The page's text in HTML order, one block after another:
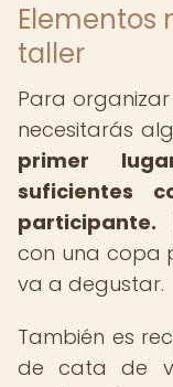
Elementos
taller
Para
necesitarás
primer
suficientes
participante.
con una copa
va a degustar.
También es
de cata de